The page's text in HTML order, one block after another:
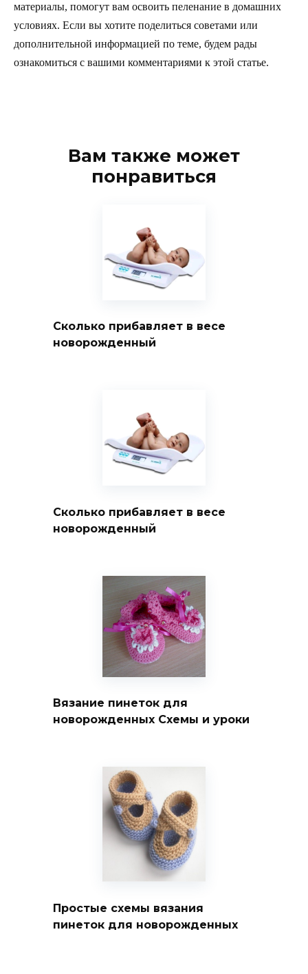
материалы, помогут вам освоить пеленание в домашних
условиях. Если вы хотите поделиться советами или
дополнительной информацией по теме, будем рады
ознакомиться с вашими комментариями к этой статье.
Вам также может
понравиться
Сколько прибавляет в весе
новорожденный
Сколько прибавляет в весе
новорожденный
Вязание пинеток для
новорожденных Схемы и уроки
Простые схемы вязания
пинеток для новорожденных